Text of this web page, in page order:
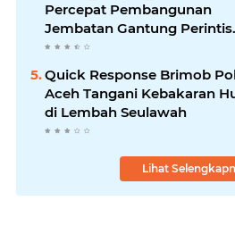
Percepat Pembangunan
Jembatan Gantung Perintis
Kuta Ujung Aceh Tenggara
Quick Response Brimob
Aceh Tangani Kebakaran
di Lembah Seulawah
Lihat